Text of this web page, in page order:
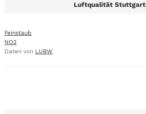
Luftqualität Stuttgart
Feinstaub
NO2
Daten von LUBW